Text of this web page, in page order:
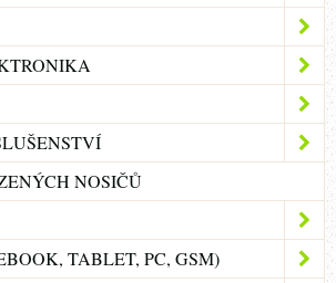
NOSIČŮ
TABLET, PC, GSM)